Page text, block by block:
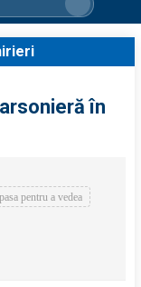
în
pentru a vedea